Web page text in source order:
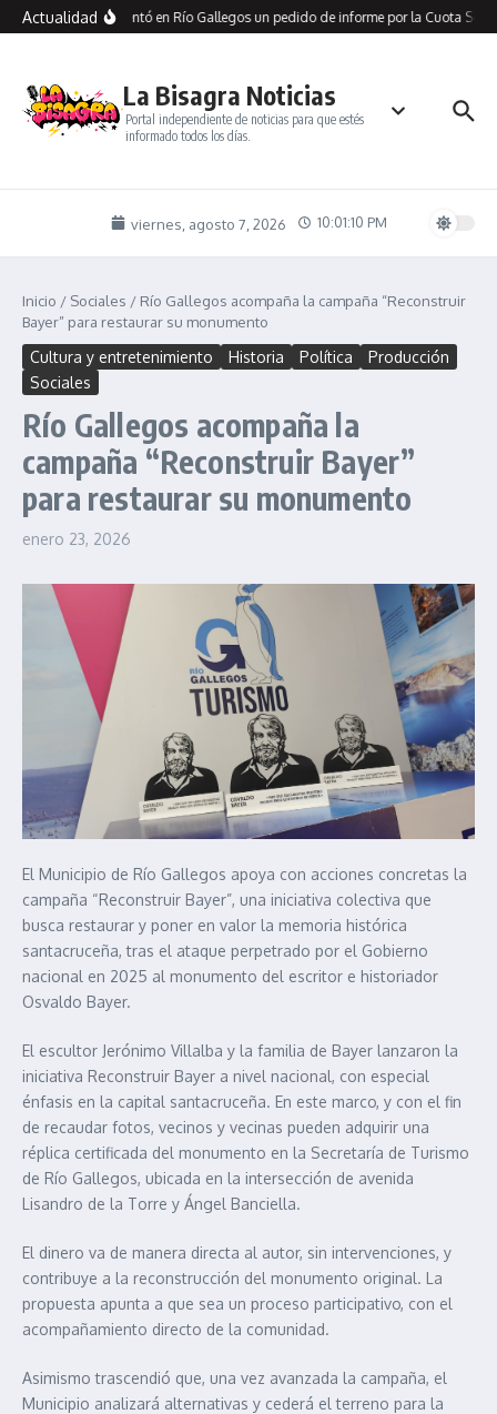
Saltar al contenido
Actualidad
Aparicio presentó en Río Gallegos un pedido de informe por la Cuota
La Bisagra Noticias
Portal independiente de noticias para que estés
informado todos los días.
viernes, agosto 7, 2026 10:01:11 PM
Inicio / Sociales / Río Gallegos acompaña la campaña “Reconstruir
Bayer” para restaurar su monumento
Cultura y entretenimiento Historia Política
Producción
Sociales
Río Gallegos acompaña la
campaña “Reconstruir Bayer”
para restaurar su monumento
enero 23, 2026
El Municipio de Río Gallegos apoya con acciones concretas la
campaña “Reconstruir Bayer”, una iniciativa colectiva que
busca restaurar y poner en valor la memoria histórica
santacruceña, tras el ataque perpetrado por el Gobierno
nacional en 2025 al monumento del escritor e historiador
Osvaldo Bayer.
El escultor Jerónimo Villalba y la familia de Bayer lanzaron la
iniciativa Reconstruir Bayer a nivel nacional, con especial
énfasis en la capital santacruceña. En este marco, y con el fin
de recaudar fotos, vecinos y vecinas pueden adquirir una
réplica certificada del monumento en la Secretaría de Turismo
de Río Gallegos, ubicada en la intersección de avenida
Lisandro de la Torre y Ángel Banciella.
El dinero va de manera directa al autor, sin intervenciones, y
contribuye a la reconstrucción del monumento original. La
propuesta apunta a que sea un proceso participativo, con el
acompañamiento directo de la comunidad.
Asimismo trascendió que, una vez avanzada la campaña, el
Municipio analizará alternativas y cederá el terreno para la